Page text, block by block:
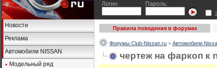
Логин: Пароль:
Новости
Реклама
Автомобили NISSAN
Модельный ряд
Правила поведения в форумах
Форумы Club-Nissan.ru > Автомобили
чертеж на фаркоп к